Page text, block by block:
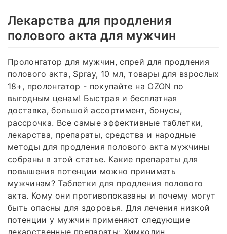
Лекарства для продления
полового акта для мужчин
Пролонгатор для мужчин, спрей для продления
полового акта, Spray, 10 мл, товары для взрослых
18+, пролонгатор - покупайте на OZON по
выгодным ценам! Быстрая и бесплатная
доставка, большой ассортимент, бонусы,
рассрочка. Все самые эффективные таблетки,
лекарства, препараты, средства и народные
методы для продления полового акта мужчины
собраны в этой статье. Какие препараты для
повышения потенции можно принимать
мужчинам? Таблетки для продления полового
акта. Кому они противопоказаны и почему могут
быть опасны для здоровья. Для лечения низкой
потенции у мужчин применяют следующие
лекарственные препараты: Химколин,